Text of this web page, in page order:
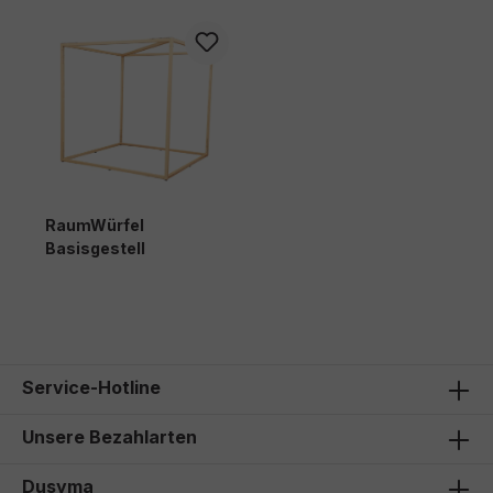
RaumWürfel
Basisgestell
Service-Hotline
Unsere Bezahlarten
Dusyma